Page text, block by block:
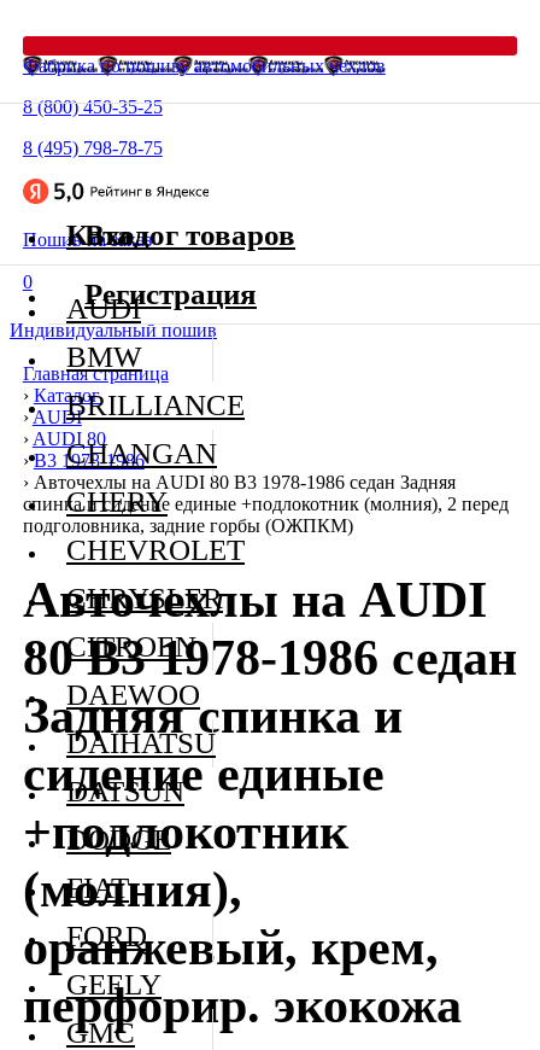
Фабрика по пошиву автомобильных чехлов
8 (800) 450-35-25
8 (495) 798-78-75
Пошив на заказ
0
Индивидуальный пошив
Главная страница
› Каталог
›AUDI
› AUDI 80
› В3 1978-1986
› Авточехлы на AUDI 80 В3 1978-1986 седан Задняя
спинка и сидение единые +подлокотник (молния), 2 перед
подголовника, задние горбы (ОЖПКМ)
Авточехлы на AUDI
80 В3 1978-1986 седан
Задняя спинка и
сидение единые
+подлокотник
(молния),
оранжевый, крем,
перфорир. экокожа
Каталог товаров
AUDI
BMW
BRILLIANCE
CHANGAN
CHERY
CHEVROLET
CHRYSLER
CITROEN
DAEWOO
DAIHATSU
DATSUN
DODGE
FIAT
FORD
GEELY
GMC
Вход
Регистрация